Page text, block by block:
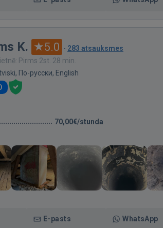
K. 5.0 · 283 atsauksmes
Pirms 2st. 28 min.
По-русски, English
70,00€/stunda
E-pasts WhatsApp